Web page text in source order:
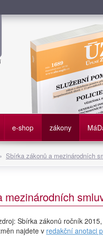
Služební poměr
e-shop zákony MáD
Sbírka zákonů a mezinárodních
mezinárodních
Sbírka zákonů ročník 2015,
najdete v redakční anotaci